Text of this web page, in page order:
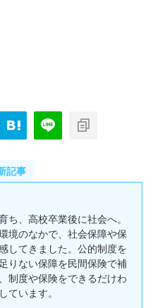
記事
ち、高校卒業後に社会へ。
境のなかで、社会保障や保
してきました。公的制度を
りない保障を民間保険で補
制度や保険をできるだけわ
ています。